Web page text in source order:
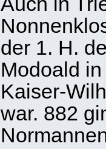
der 1. H.
Modoald
Kaiser-
war. 882